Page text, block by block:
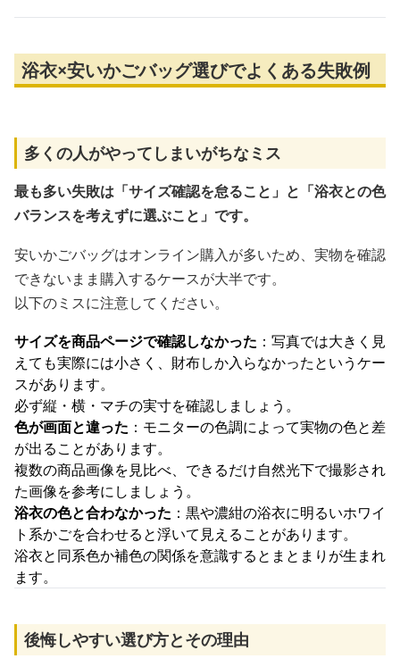
浴衣×安いかごバッグ選びでよくある失敗例
多くの人がやってしまいがちなミス
最も多い失敗は「サイズ確認を怠ること」と「浴衣との色
バランスを考えずに選ぶこと」です。
安いかごバッグはオンライン購入が多いため、実物を確認
できないまま購入するケースが大半です。
以下のミスに注意してください。
サイズを商品ページで確認しなかった ：写真では大きく見
えても実際には小さく、財布しか入らなかったというケー
スがあります。
必ず縦・横・マチの実寸を確認しましょう。
色が画面と違った ：モニターの色調によって実物の色と差
が出ることがあります。
複数の商品画像を見比べ、できるだけ自然光下で撮影され
た画像を参考にしましょう。
浴衣の色と合わなかった ：黒や濃紺の浴衣に明るいホワイ
ト系かごを合わせると浮いて見えることがあります。
浴衣と同系色か補色の関係を意識するとまとまりが生まれ
ます。
後悔しやすい選び方とその理由